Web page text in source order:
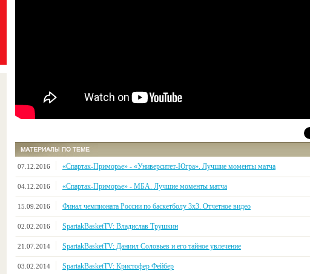
07.12.2016 «Спартак-Приморье» - «Университет-Югра». Лучшие моменты матча
04.12.2016 «Спартак-Приморье» - МБА. Лучшие моменты матча
15.09.2016 Финал чемпионата России по баскетболу 3х3. Отчетное видео
02.02.2016 SpartakBasketTV: Владислав Трушкин
21.07.2014 SpartakBasketTV: Даниил Соловьев и его тайное увлечение
03.02.2014 SpartakBasketTV: Кристофер Фейбер